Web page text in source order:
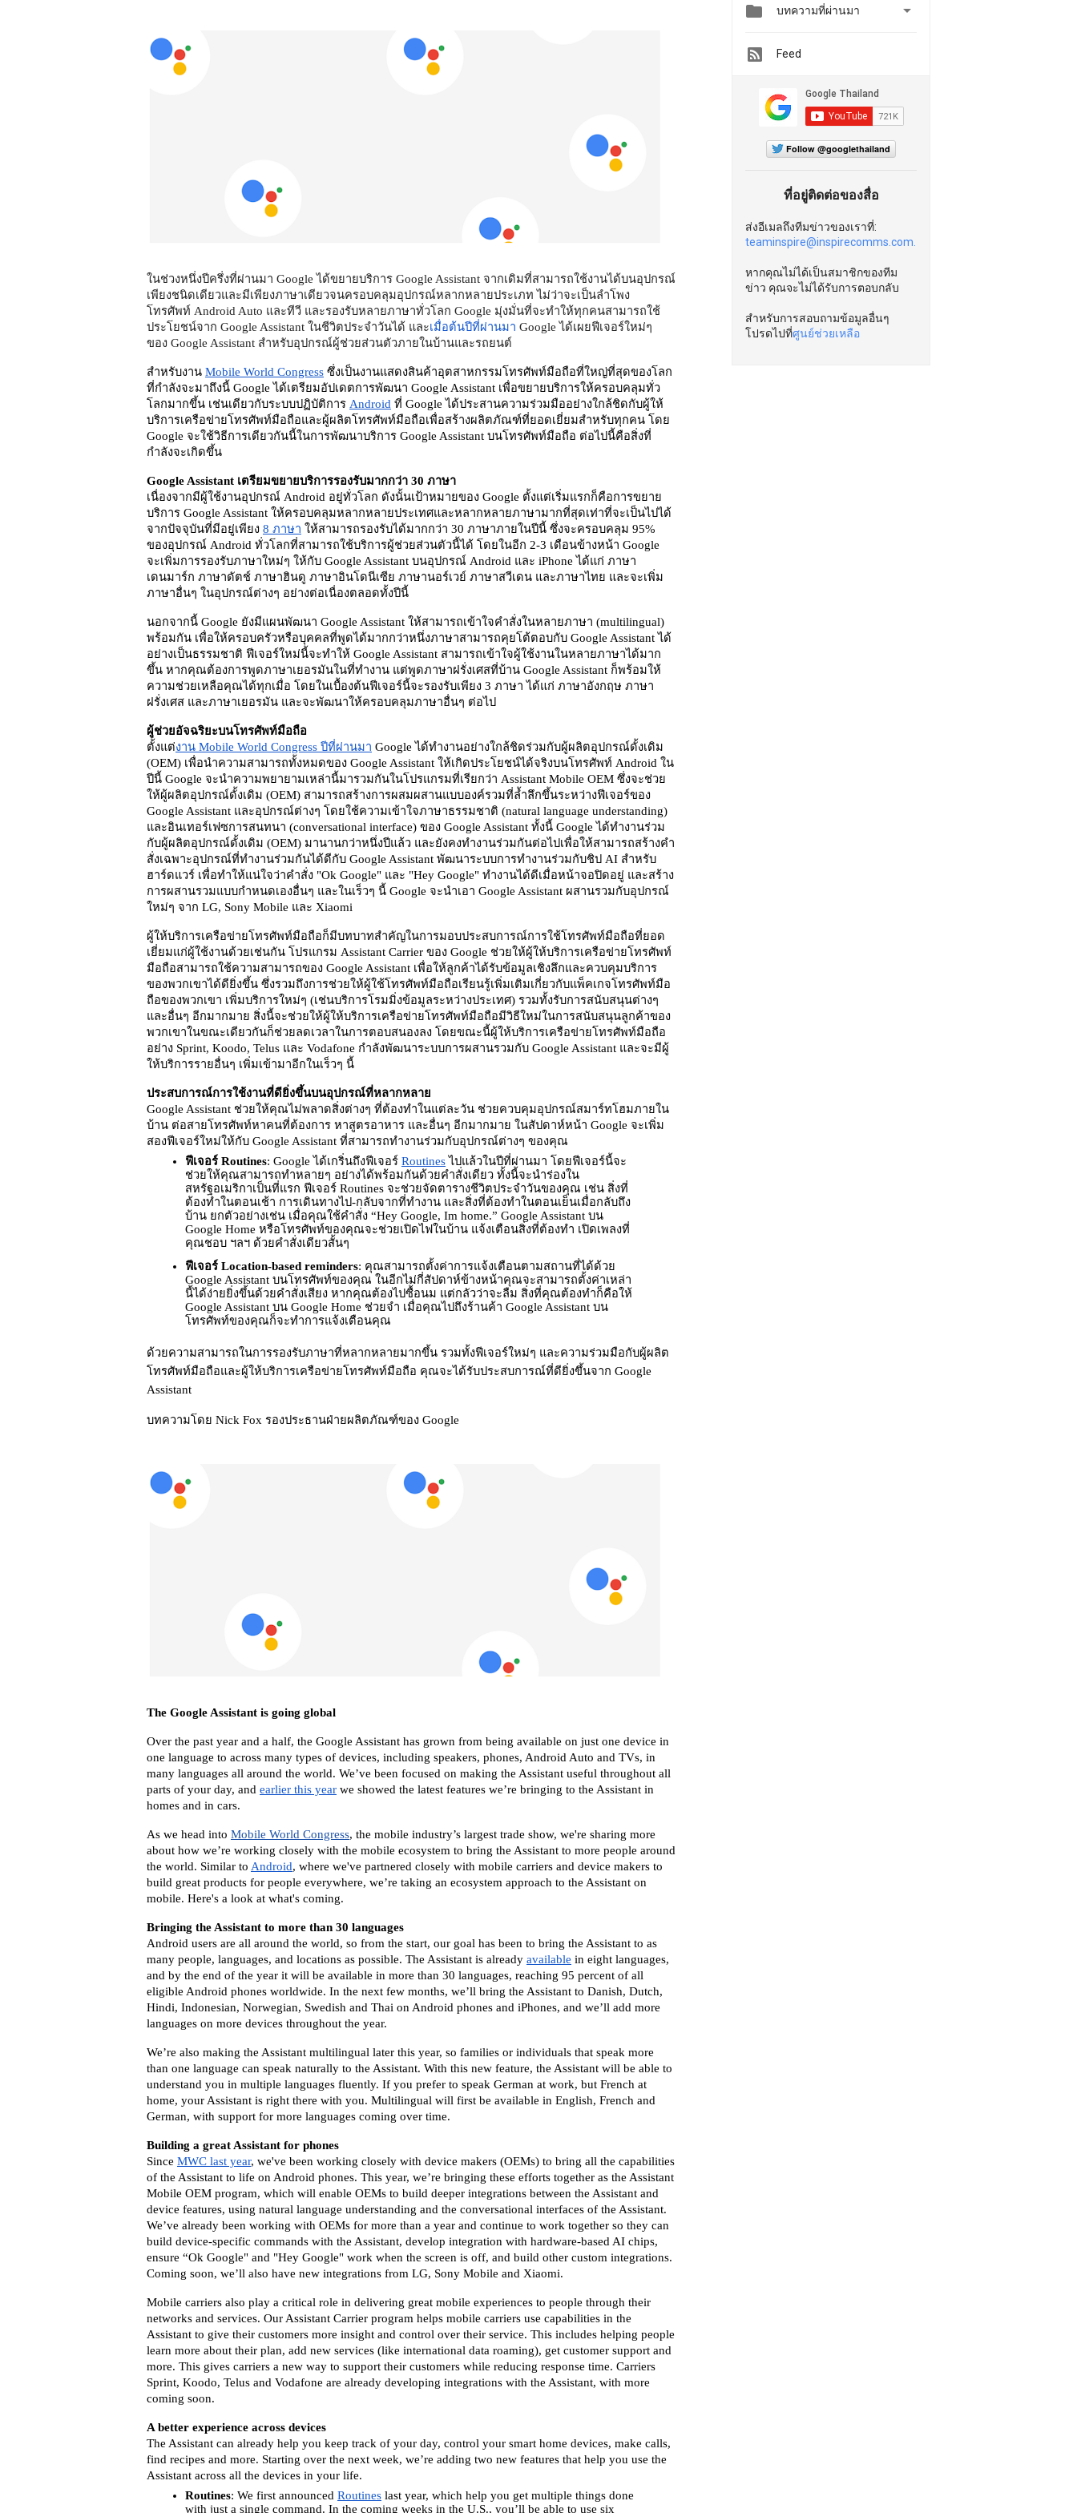
ในช่วงหนึ่งปีครึ่งที่ผ่านมา Google ได้ขยายบริการ Google Assistant จากเดิมที่สามารถใช้งานได้บนอุปกรณ์
เพียงชนิดเดียวและมีเพียงภาษาเดียวจนครอบคลุมอุปกรณ์หลากหลายประเภท ไม่ว่าจะเป็นลำโพง
โทรศัพท์ Android Auto และทีวี และรองรับหลายภาษาทั่วโลก Google มุ่งมั่นที่จะทำให้ทุกคนสามารถใช้
ประโยชน์จาก Google Assistant ในชีวิตประจำวันได้ และเมื่อต้นปีที่ผ่านมา Google ได้เผยฟีเจอร์ใหม่ๆ
ของ Google Assistant สำหรับอุปกรณ์ผู้ช่วยส่วนตัวภายในบ้านและรถยนต์
สำหรับงาน Mobile World Congress ซึ่งเป็นงานแสดงสินค้าอุตสาหกรรมโทรศัพท์มือถือที่ใหญ่ที่สุดของโลก
ที่กำลังจะมาถึงนี้ Google ได้เตรียมอัปเดตการพัฒนา Google Assistant เพื่อขยายบริการให้ครอบคลุมทั่ว
โลกมากขึ้น เช่นเดียวกับระบบปฏิบัติการ Android ที่ Google ได้ประสานความร่วมมืออย่างใกล้ชิดกับผู้ให้
บริการเครือข่ายโทรศัพท์มือถือและผู้ผลิตโทรศัพท์มือถือเพื่อสร้างผลิตภัณฑ์ที่ยอดเยี่ยมสำหรับทุกคน โดย
Google จะใช้วิธีการเดียวกันนี้ในการพัฒนาบริการ Google Assistant บนโทรศัพท์มือถือ ต่อไปนี้คือสิ่งที่
กำลังจะเกิดขึ้น
Google Assistant เตรียมขยายบริการรองรับมากกว่า 30 ภาษา
เนื่องจากมีผู้ใช้งานอุปกรณ์ Android อยู่ทั่วโลก ดังนั้นเป้าหมายของ Google ตั้งแต่เริ่มแรกก็คือการขยาย
บริการ Google Assistant ให้ครอบคลุมหลากหลายประเทศและหลากหลายภาษามากที่สุดเท่าที่จะเป็นไปได้
จากปัจจุบันที่มีอยู่เพียง 8 ภาษา ให้สามารถรองรับได้มากกว่า 30 ภาษาภายในปีนี้ ซึ่งจะครอบคลุม 95%
ของอุปกรณ์ Android ทั่วโลกที่สามารถใช้บริการผู้ช่วยส่วนตัวนี้ได้ โดยในอีก 2-3 เดือนข้างหน้า Google
จะเพิ่มการรองรับภาษาใหม่ๆ ให้กับ Google Assistant บนอุปกรณ์ Android และ iPhone ได้แก่ ภาษา
เดนมาร์ก ภาษาดัตช์ ภาษาฮินดู ภาษาอินโดนีเซีย ภาษานอร์เวย์ ภาษาสวีเดน และภาษาไทย และจะเพิ่ม
ภาษาอื่นๆ ในอุปกรณ์ต่างๆ อย่างต่อเนื่องตลอดทั้งปีนี้
นอกจากนี้ Google ยังมีแผนพัฒนา Google Assistant ให้สามารถเข้าใจคำสั่งในหลายภาษา (multilingual)
พร้อมกัน เพื่อให้ครอบครัวหรือบุคคลที่พูดได้มากกว่าหนึ่งภาษาสามารถคุยโต้ตอบกับ Google Assistant ได้
อย่างเป็นธรรมชาติ ฟีเจอร์ใหม่นี้จะทำให้ Google Assistant สามารถเข้าใจผู้ใช้งานในหลายภาษาได้มาก
ขึ้น หากคุณต้องการพูดภาษาเยอรมันในที่ทำงาน แต่พูดภาษาฝรั่งเศสที่บ้าน Google Assistant ก็พร้อมให้
ความช่วยเหลือคุณได้ทุกเมื่อ โดยในเบื้องต้นฟีเจอร์นี้จะรองรับเพียง 3 ภาษา ได้แก่ ภาษาอังกฤษ ภาษา
ฝรั่งเศส และภาษาเยอรมัน และจะพัฒนาให้ครอบคลุมภาษาอื่นๆ ต่อไป
ผู้ช่วยอัจฉริยะบนโทรศัพท์มือถือ
ตั้งแต่งาน Mobile World Congress ปีที่ผ่านมา Google ได้ทำงานอย่างใกล้ชิดร่วมกับผู้ผลิตอุปกรณ์ดั้งเดิม
(OEM) เพื่อนำความสามารถทั้งหมดของ Google Assistant ให้เกิดประโยชน์ได้จริงบนโทรศัพท์ Android ใน
ปีนี้ Google จะนำความพยายามเหล่านี้มารวมกันในโปรแกรมที่เรียกว่า Assistant Mobile OEM ซึ่งจะช่วย
ให้ผู้ผลิตอุปกรณ์ดั้งเดิม (OEM) สามารถสร้างการผสมผสานแบบองค์รวมที่ล้ำลึกขึ้นระหว่างฟีเจอร์ของ
Google Assistant และอุปกรณ์ต่างๆ โดยใช้ความเข้าใจภาษาธรรมชาติ (natural language understanding)
และอินเทอร์เฟซการสนทนา (conversational interface) ของ Google Assistant ทั้งนี้ Google ได้ทำงานร่วม
กับผู้ผลิตอุปกรณ์ดั้งเดิม (OEM) มานานกว่าหนึ่งปีแล้ว และยังคงทำงานร่วมกันต่อไปเพื่อให้สามารถสร้างคำ
สั่งเฉพาะอุปกรณ์ที่ทำงานร่วมกันได้ดีกับ Google Assistant พัฒนาระบบการทำงานร่วมกับชิป AI สำหรับ
ฮาร์ดแวร์ เพื่อทำให้แน่ใจว่าคำสั่ง "Ok Google" และ "Hey Google" ทำงานได้ดีเมื่อหน้าจอปิดอยู่ และสร้าง
การผสานรวมแบบกำหนดเองอื่นๆ และในเร็วๆ นี้ Google จะนำเอา Google Assistant ผสานรวมกับอุปกรณ์
ใหม่ๆ จาก LG, Sony Mobile และ Xiaomi
ผู้ให้บริการเครือข่ายโทรศัพท์มือถือก็มีบทบาทสำคัญในการมอบประสบการณ์การใช้โทรศัพท์มือถือที่ยอด
เยี่ยมแก่ผู้ใช้งานด้วยเช่นกัน โปรแกรม Assistant Carrier ของ Google ช่วยให้ผู้ให้บริการเครือข่ายโทรศัพท์
มือถือสามารถใช้ความสามารถของ Google Assistant เพื่อให้ลูกค้าได้รับข้อมูลเชิงลึกและควบคุมบริการ
ของพวกเขาได้ดียิ่งขึ้น ซึ่งรวมถึงการช่วยให้ผู้ใช้โทรศัพท์มือถือเรียนรู้เพิ่มเติมเกี่ยวกับแพ็คเกจโทรศัพท์มือ
ถือของพวกเขา เพิ่มบริการใหม่ๆ (เช่นบริการโรมมิ่งข้อมูลระหว่างประเทศ) รวมทั้งรับการสนับสนุนต่างๆ
และอื่นๆ อีกมากมาย สิ่งนี้จะช่วยให้ผู้ให้บริการเครือข่ายโทรศัพท์มือถือมีวิธีใหม่ในการสนับสนุนลูกค้าของ
พวกเขาในขณะเดียวกันก็ช่วยลดเวลาในการตอบสนองลง โดยขณะนี้ผู้ให้บริการเครือข่ายโทรศัพท์มือถือ
อย่าง Sprint, Koodo, Telus และ Vodafone กำลังพัฒนาระบบการผสานรวมกับ Google Assistant และจะมีผู้
ให้บริการรายอื่นๆ เพิ่มเข้ามาอีกในเร็วๆ นี้
ประสบการณ์การใช้งานที่ดียิ่งขึ้นบนอุปกรณ์ที่หลากหลาย
Google Assistant ช่วยให้คุณไม่พลาดสิ่งต่างๆ ที่ต้องทำในแต่ละวัน ช่วยควบคุมอุปกรณ์สมาร์ทโฮมภายใน
บ้าน ต่อสายโทรศัพท์หาคนที่ต้องการ หาสูตรอาหาร และอื่นๆ อีกมากมาย ในสัปดาห์หน้า Google จะเพิ่ม
สองฟีเจอร์ใหม่ให้กับ Google Assistant ที่สามารถทำงานร่วมกับอุปกรณ์ต่างๆ ของคุณ
ฟีเจอร์ Routines: Google ได้เกริ่นถึงฟีเจอร์ Routines ไปแล้วในปีที่ผ่านมา โดยฟีเจอร์นี้จะ
ช่วยให้คุณสามารถทำหลายๆ อย่างได้พร้อมกันด้วยคำสั่งเดียว ทั้งนี้จะนำร่องใน
สหรัฐอเมริกาเป็นที่แรก ฟีเจอร์ Routines จะช่วยจัดตารางชีวิตประจำวันของคุณ เช่น สิ่งที่
ต้องทำในตอนเช้า การเดินทางไป-กลับจากที่ทำงาน และสิ่งที่ต้องทำในตอนเย็นเมื่อกลับถึง
บ้าน ยกตัวอย่างเช่น เมื่อคุณใช้คำสั่ง “Hey Google, Im home.” Google Assistant บน
Google Home หรือโทรศัพท์ของคุณจะช่วยเปิดไฟในบ้าน แจ้งเตือนสิ่งที่ต้องทำ เปิดเพลงที่
คุณชอบ ฯลฯ ด้วยคำสั่งเดียวสั้นๆ
ฟีเจอร์ Location-based reminders: คุณสามารถตั้งค่าการแจ้งเตือนตามสถานที่ได้ด้วย
Google Assistant บนโทรศัพท์ของคุณ ในอีกไม่กี่สัปดาห์ข้างหน้าคุณจะสามารถตั้งค่าเหล่า
นี้ได้ง่ายยิ่งขึ้นด้วยคำสั่งเสียง หากคุณต้องไปซื้อนม แต่กลัวว่าจะลืม สิ่งที่คุณต้องทำก็คือให้
Google Assistant บน Google Home ช่วยจำ เมื่อคุณไปถึงร้านค้า Google Assistant บน
โทรศัพท์ของคุณก็จะทำการแจ้งเตือนคุณ
ด้วยความสามารถในการรองรับภาษาที่หลากหลายมากขึ้น รวมทั้งฟีเจอร์ใหม่ๆ และความร่วมมือกับผู้ผลิต
โทรศัพท์มือถือและผู้ให้บริการเครือข่ายโทรศัพท์มือถือ คุณจะได้รับประสบการณ์ที่ดียิ่งขึ้นจาก Google
Assistant
บทความโดย Nick Fox รองประธานฝ่ายผลิตภัณฑ์ของ Google
The Google Assistant is going global
Over the past year and a half, the Google Assistant has grown from being available on just one device in
one language to across many types of devices, including speakers, phones, Android Auto and TVs, in
many languages all around the world. We’ve been focused on making the Assistant useful throughout all
parts of your day, and earlier this year we showed the latest features we’re bringing to the Assistant in
homes and in cars.
As we head into Mobile World Congress, the mobile industry’s largest trade show, we're sharing more
about how we’re working closely with the mobile ecosystem to bring the Assistant to more people around
the world. Similar to Android, where we've partnered closely with mobile carriers and device makers to
build great products for people everywhere, we’re taking an ecosystem approach to the Assistant on
mobile. Here's a look at what's coming.
Bringing the Assistant to more than 30 languages
Android users are all around the world, so from the start, our goal has been to bring the Assistant to as
many people, languages, and locations as possible. The Assistant is already available in eight languages,
and by the end of the year it will be available in more than 30 languages, reaching 95 percent of all
eligible Android phones worldwide. In the next few months, we’ll bring the Assistant to Danish, Dutch,
Hindi, Indonesian, Norwegian, Swedish and Thai on Android phones and iPhones, and we’ll add more
languages on more devices throughout the year.
We’re also making the Assistant multilingual later this year, so families or individuals that speak more
than one language can speak naturally to the Assistant. With this new feature, the Assistant will be able to
understand you in multiple languages fluently. If you prefer to speak German at work, but French at
home, your Assistant is right there with you. Multilingual will first be available in English, French and
German, with support for more languages coming over time.
Building a great Assistant for phones
Since MWC last year, we've been working closely with device makers (OEMs) to bring all the capabilities
of the Assistant to life on Android phones. This year, we’re bringing these efforts together as the Assistant
Mobile OEM program, which will enable OEMs to build deeper integrations between the Assistant and
device features, using natural language understanding and the conversational interfaces of the Assistant.
We’ve already been working with OEMs for more than a year and continue to work together so they can
build device-specific commands with the Assistant, develop integration with hardware-based AI chips,
ensure “Ok Google" and "Hey Google" work when the screen is off, and build other custom integrations.
Coming soon, we’ll also have new integrations from LG, Sony Mobile and Xiaomi.
Mobile carriers also play a critical role in delivering great mobile experiences to people through their
networks and services. Our Assistant Carrier program helps mobile carriers use capabilities in the
Assistant to give their customers more insight and control over their service. This includes helping people
learn more about their plan, add new services (like international data roaming), get customer support and
more. This gives carriers a new way to support their customers while reducing response time. Carriers
Sprint, Koodo, Telus and Vodafone are already developing integrations with the Assistant, with more
coming soon.
A better experience across devices
The Assistant can already help you keep track of your day, control your smart home devices, make calls,
find recipes and more. Starting over the next week, we’re adding two new features that help you use the
Assistant across all the devices in your life.
Routines: We first announced Routines last year, which help you get multiple things done
with just a single command. In the coming weeks in the U.S., you’ll be able to use six
 บทความที่ผ่านมา 
Feed
Follow @googlethailand
ที่อยู่ติดต่อของสื่อ
ส่งอีเมลถึงทีมข่าวของเราที่:
teaminspire@inspirecomms.com.
หากคุณไม่ได้เป็นสมาชิกของทีม
ข่าว คุณจะไม่ได้รับการตอบกลับ
สำหรับการสอบถามข้อมูลอื่นๆ
โปรดไปที่ศูนย์ช่วยเหลือ